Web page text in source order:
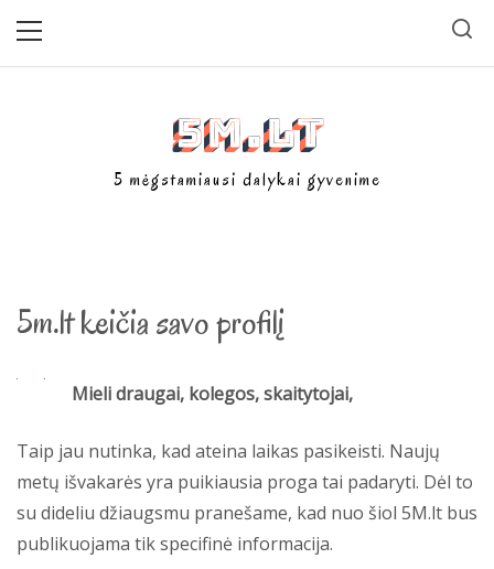
5m.lt
5 mėgstamiausi dalykai gyvenime
5m.lt keičia savo profilį
Mieli draugai, kolegos, skaitytojai,
Taip jau nutinka, kad ateina laikas pasikeisti. Naujų
metų išvakarės yra puikiausia proga tai padaryti. Dėl to
su dideliu džiaugsmu pranešame, kad nuo šiol 5M.lt bus
publikuojama tik specifinė informacija.